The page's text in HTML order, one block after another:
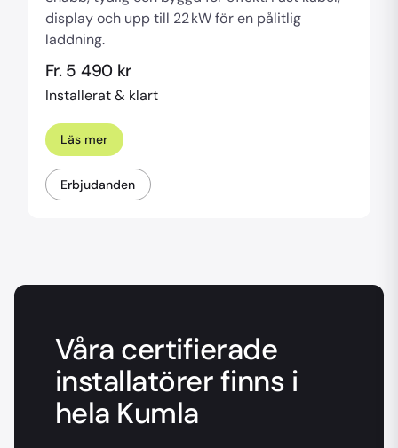
display och upp till 22 kW för en pålitlig
laddning.
Fr. 5 490 kr
Installerat & klart
Läs mer
Erbjudanden
Våra certifierade
installatörer finns i
hela Kumla